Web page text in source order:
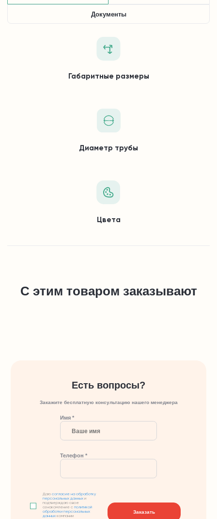
Документы
Габаритные размеры
Диаметр трубы
Цвета
С этим товаром заказывают
Есть вопросы?
Закажите бесплатную консультацию нашего менеджера
Имя *
Телефон *
Даюсогласие на обработку
персональных данных и
подтверждаю свое
ознакомление сполитикой
обработки персональных
данных компании
Заказать